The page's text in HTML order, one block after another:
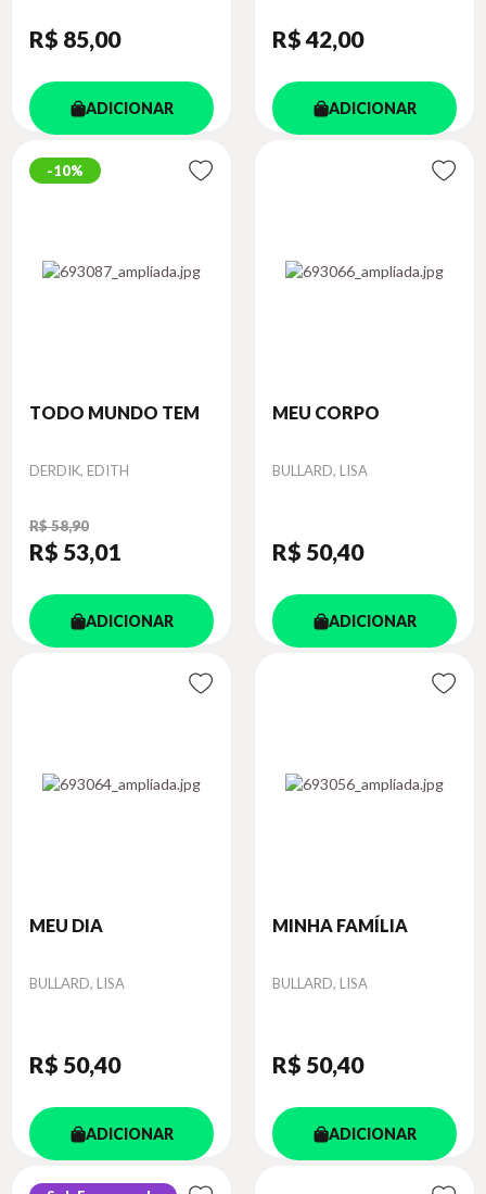
R$ 85,00
ADICIONAR
R$ 42,00
ADICIONAR
10%
TODO MUNDO TEM
Autor
DERDIK, EDITH
R$ 58,90
R$ 53,01
ADICIONAR
MEU CORPO
Autor
BULLARD, LISA
R$ 50,40
ADICIONAR
MEU DIA
Autor
BULLARD, LISA
R$ 50,40
ADICIONAR
MINHA FAMÍLIA
Autor
BULLARD, LISA
R$ 50,40
ADICIONAR